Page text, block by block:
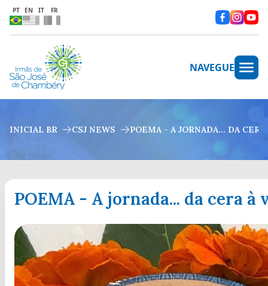
PT EN IT FR
NAVEGUE
INICIAL BR CSJ NEWS POEMA - A JORNADA... DA
POEMA - A jornada... da cera à